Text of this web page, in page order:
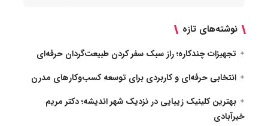
نوشته‌های تازه
تجهیزات چندکاره؛ راز سبک سفر کردن طبیعت‌گردان حرفه‌ای
انتخابی حرفه‌ای و کاربردی برای توسعه کسب‌وکارهای مدرن
بهترین کلینیک زیبایی در نزدیک شهر اندیشه؛ دکتر مریم
خیرآبادی